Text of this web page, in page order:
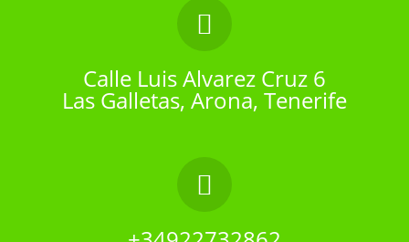
Calle Luis Alvarez Cruz 6
Las Galletas, Arona, Tenerife